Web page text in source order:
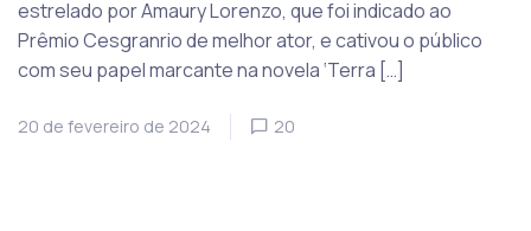
estrelado por Amaury Lorenzo, que foi indicado ao
Prêmio Cesgranrio de melhor ator, e cativou o público
com seu papel marcante na novela ‘Terra […]
20 de fevereiro de 2024 20